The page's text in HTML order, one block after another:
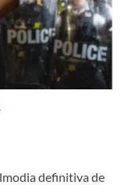
definitiva de